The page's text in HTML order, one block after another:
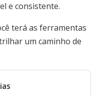
e consistente.
terá as ferramentas
um caminho de